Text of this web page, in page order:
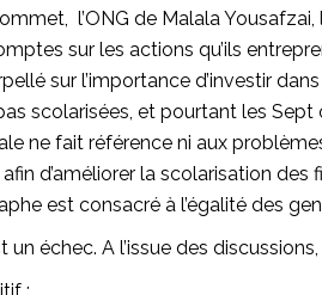
l’ONG de Malala
sur les actions qu’ils
sur l’importance d’investir
scolarisées, et pourtant les Sept
ne fait référence ni aux
d’améliorer la scolarisation
est consacré à l’égalité des
échec. A l’issue des